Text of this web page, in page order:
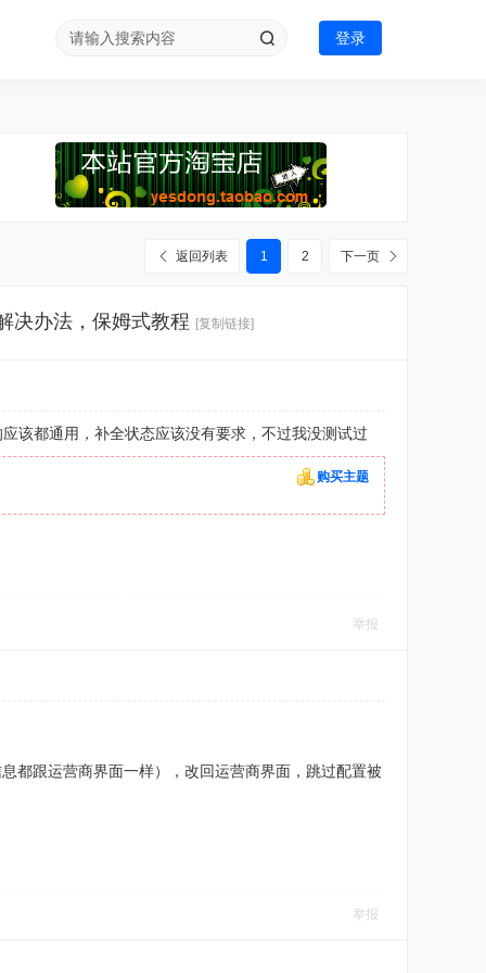
登录
1 2 下一页
返回列表
决办法，保姆式教程 [复制链接]
该都通用，补全状态应该没有要求，不过我没测试过
购买主题
举报
都跟运营商界面一样），改回运营商界面，跳过配置被
举报